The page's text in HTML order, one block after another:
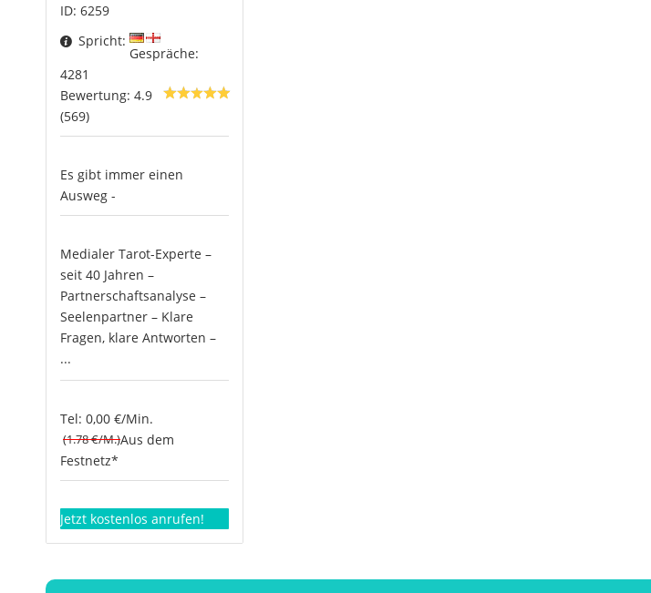
ID: 6259
Spricht:
Gespräche:
4281
Bewertung: 4.9
(569)
Es gibt immer einen
Ausweg -
Medialer Tarot-Experte –
seit 40 Jahren –
Partnerschaftsanalyse –
Seelenpartner – Klare
Fragen, klare Antworten –
...
Tel: 0,00 €/Min.
(1.78 €/M.)Aus dem
Festnetz*
Jetzt kostenlos anrufen!